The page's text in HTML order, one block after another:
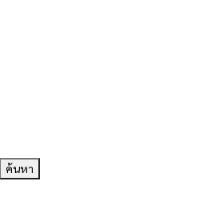
ค้นหา